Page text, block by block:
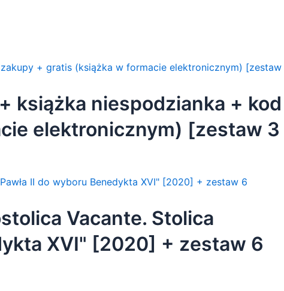
książka niespodzianka + kod
elektronicznym) [zestaw 3
Vacante. Stolica
XVI" [2020] + zestaw 6
zakupy